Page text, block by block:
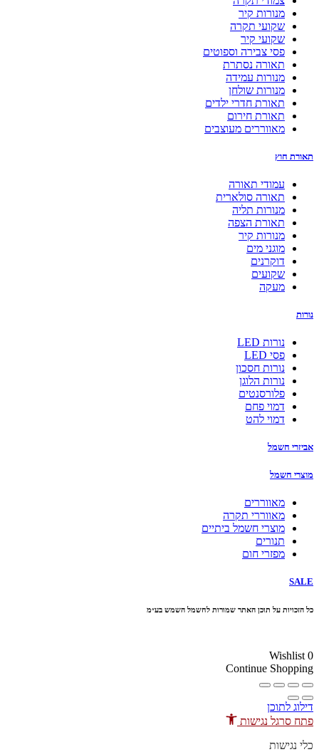
מנורות קיר
שקועי תקרה
שקועי קיר
פסי צבירה וספוטים
תאורה נסתרת
מנורות עמידה
מנורות שולחן
תאורת חדרי ילדים
תאורת חירום
מאווררים מעוצבים
עמודי תאורה
תאורה סולארית
מנורות תליה
תאורת הצפה
מנורות קיר
מוגני מים
דוקרנים
שקועים
מעקה
נורות LED
נורות חסכון
נורות הלוגן
פלורסנטים
דמוי פחם
דמוי להט
מאווררים
מאווררי תקרה
מוצרי חשמל ביתיים
תנורים
מפזרי חום
על תוכן האתר שמורות לחשמל השמש בע״מ
Continue
נגישות